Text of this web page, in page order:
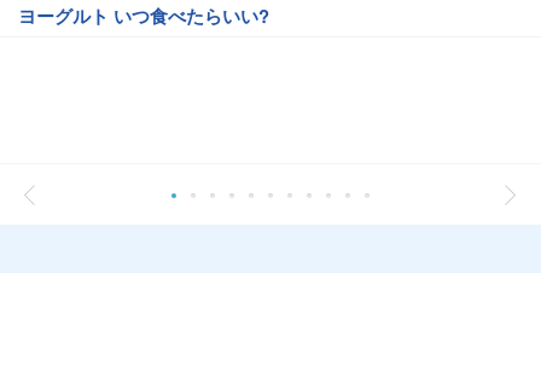
ヨーグルト いつ食べたらいい?